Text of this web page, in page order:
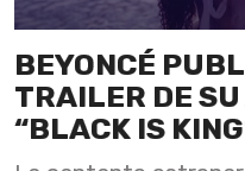
BEYONCÉ
TRAILER DE
“BLACK IS